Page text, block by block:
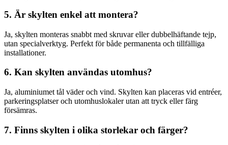
5. Är skylten enkel att montera?
Ja, skylten monteras snabbt med skruvar eller dubbelhäftande tejp,
utan specialverktyg. Perfekt för både permanenta och tillfälliga
installationer.
6. Kan skylten användas utomhus?
Ja, aluminiumet tål väder och vind. Skylten kan placeras vid entréer,
parkeringsplatser och utomhuslokaler utan att tryck eller färg
försämras.
7. Finns skylten i olika storlekar och färger?